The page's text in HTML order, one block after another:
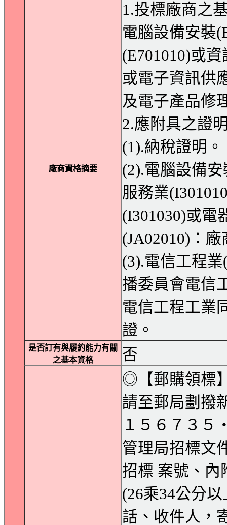
廠商資格摘要
1.投標廠商之
電腦設備安裝
(E701010)或
或電子資訊供
及電子產品修
2.應附具之證
(1).納稅證明。
(2).電腦設備
服務業
(I301030)或電
(JA02010)：
(3).電信工程
播委員會電信
電信工程工業
證。
是否訂有與履約能力有關
之基本資格
否
◎【郵購領標
請至郵局劃撥
１５６７３５
管理局招標文
招標 案號、內
(26乘34公分
話、收件人，